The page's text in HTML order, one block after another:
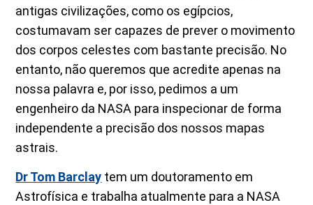
antigas civilizações, como os egípcios,
costumavam ser capazes de prever o movimento
dos corpos celestes com bastante precisão. No
entanto, não queremos que acredite apenas na
nossa palavra e, por isso, pedimos a um
engenheiro da NASA para inspecionar de forma
independente a precisão dos nossos mapas
astrais.
Dr Tom Barclay tem um doutoramento em
Astrofísica e trabalha atualmente para a NASA